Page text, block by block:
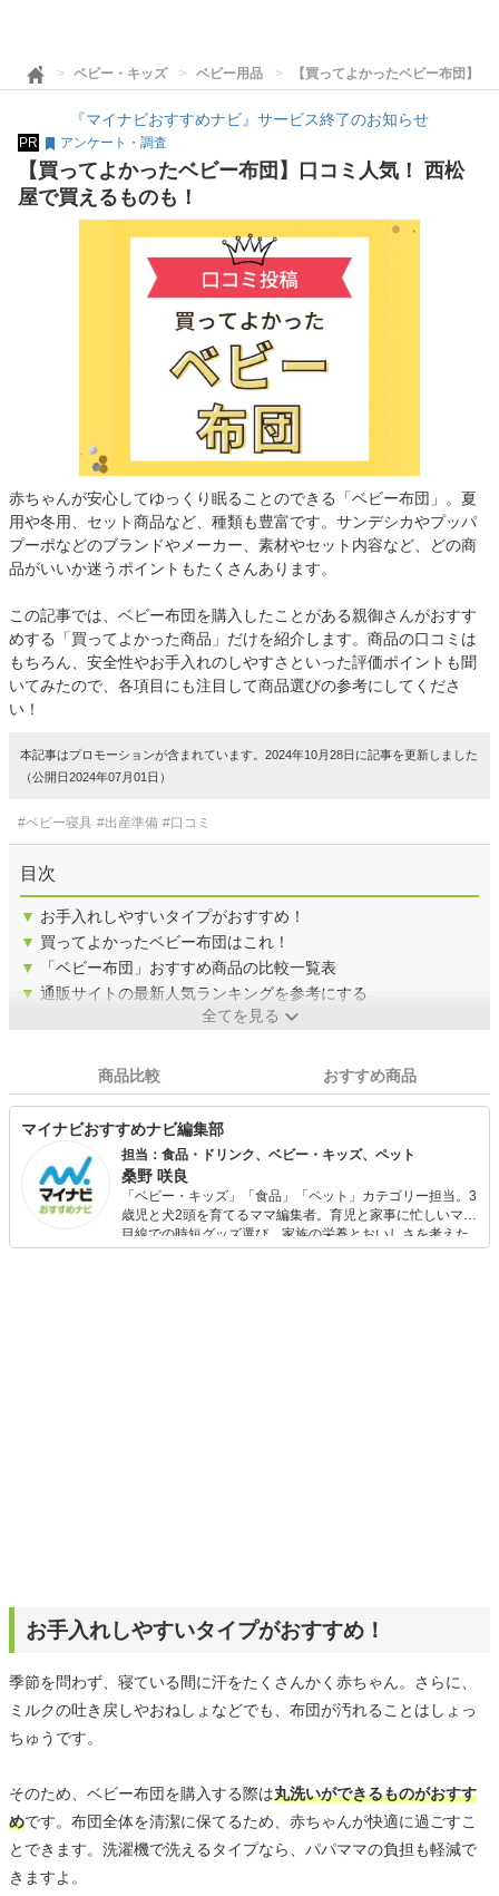
ベビー・キッズ ベビー用品 【買ってよかったベビー布団】
『マイナビおすすめナビ』サービス終了のお知らせ
PR アンケート・調査
【買ってよかったベビー布団】口コミ人気！ 西松
屋で買えるものも！
赤ちゃんが安心してゆっくり眠ることのできる「ベビー布団」。夏
用や冬用、セット商品など、種類も豊富です。サンデシカやプッパ
プーポなどのブランドやメーカー、素材やセット内容など、どの商
品がいいか迷うポイントもたくさんあります。
この記事では、ベビー布団を購入したことがある親御さんがおすす
めする「買ってよかった商品」だけを紹介します。商品の口コミは
もちろん、安全性やお手入れのしやすさといった評価ポイントも聞
いてみたので、各項目にも注目して商品選びの参考にしてくださ
い！
本記事はプロモーションが含まれています。2024年10月28日に記事を更新しました
（公開日2024年07月01日）
#ベビー寝具 #出産準備 #口コミ
目次
▼ お手入れしやすいタイプがおすすめ！
▼ 買ってよかったベビー布団はこれ！
▼
「ベビー布団」おすすめ商品の比較一覧表
▼ 通販サイトの最新人気ランキングを参考にする
全てを見る
商品比較 おすすめ商品
マイナビおすすめナビ編集部
担当：食品・ドリンク、ベビー・キッズ、ペット
桑野 咲良
「ベビー・キッズ」「食品」「ペット」カテゴリー担当。3
歳児と犬2頭を育てるママ編集者。育児と家事に忙しいママ
目線での時短グッズ選び、家族の栄養とおいしさを考えた
食品選び、束の間のリラックスタイムを楽しむためのスイ
お手入れしやすいタイプがおすすめ！
季節を問わず、寝ている間に汗をたくさんかく赤ちゃん。さらに、
ミルクの吐き戻しやおねしょなどでも、布団が汚れることはしょっ
ちゅうです。
そのため、ベビー布団を購入する際は丸洗いができるものがおすす
めです。布団全体を清潔に保てるため、赤ちゃんが快適に過ごすこ
とできます。洗濯機で洗えるタイプなら、パパママの負担も軽減で
きますよ。